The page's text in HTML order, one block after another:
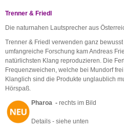
Trenner & Friedl
Die naturnahen Lautsprecher aus
Trenner & Friedl verwenden ganz
umfangreiche Forschung kam Andreas
natürlichsten Klang reproduzieren. Die
Frequenzweichen, welche bei Mundorf
Klanglich sind die Produkte unglaublich
Hörspaß.
Pharoa - rechts im Bild
Details - siehe unten